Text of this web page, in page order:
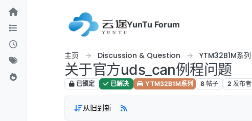
跳转至内容
YunTu Forum
主页 Discussion & Question YTM32B1M系列
关于官方uds_can例程问题
已锁定 已解决 YTM32B1M系列 8 帖子 2 发布者
从旧到新